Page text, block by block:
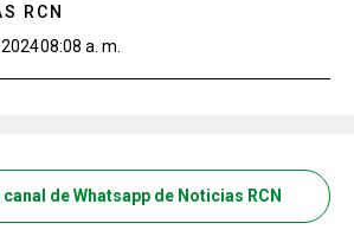
RCN
08:08 a. m.
de Whatsapp de Noticias RCN